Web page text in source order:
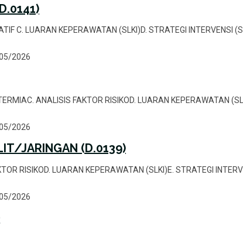
C. LUARAN KEPERAWATAN (SLKI)D. STRATEGI
2026
ANALISIS FAKTOR RISIKOD. LUARAN KEPERAWATAN
2026
JARINGAN (D.0139)
RISIKOD. LUARAN KEPERAWATAN (SLKI)E. STRATEGI
2026